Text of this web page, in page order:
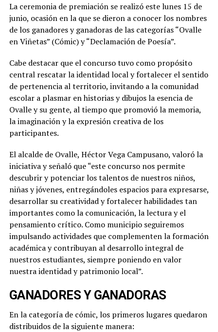
La ceremonia de premiación se realizó este lunes 15 de
junio, ocasión en la que se dieron a conocer los nombres
de los ganadores y ganadoras de las categorías “Ovalle
en Viñetas” (Cómic) y “Declamación de Poesía”.
Cabe destacar que el concurso tuvo como propósito
central rescatar la identidad local y fortalecer el sentido
de pertenencia al territorio, invitando a la comunidad
escolar a plasmar en historias y dibujos la esencia de
Ovalle y su gente, al tiempo que promovió la memoria,
la imaginación y la expresión creativa de los
participantes.
El alcalde de Ovalle, Héctor Vega Campusano, valoró la
iniciativa y señaló que “este concurso nos permite
descubrir y potenciar los talentos de nuestros niños,
niñas y jóvenes, entregándoles espacios para expresarse,
desarrollar su creatividad y fortalecer habilidades tan
importantes como la comunicación, la lectura y el
pensamiento crítico. Como municipio seguiremos
impulsando actividades que complementen la formación
académica y contribuyan al desarrollo integral de
nuestros estudiantes, siempre poniendo en valor
nuestra identidad y patrimonio local”.
GANADORES Y GANADORAS
En la categoría de cómic, los primeros lugares quedaron
distribuidos de la siguiente manera: